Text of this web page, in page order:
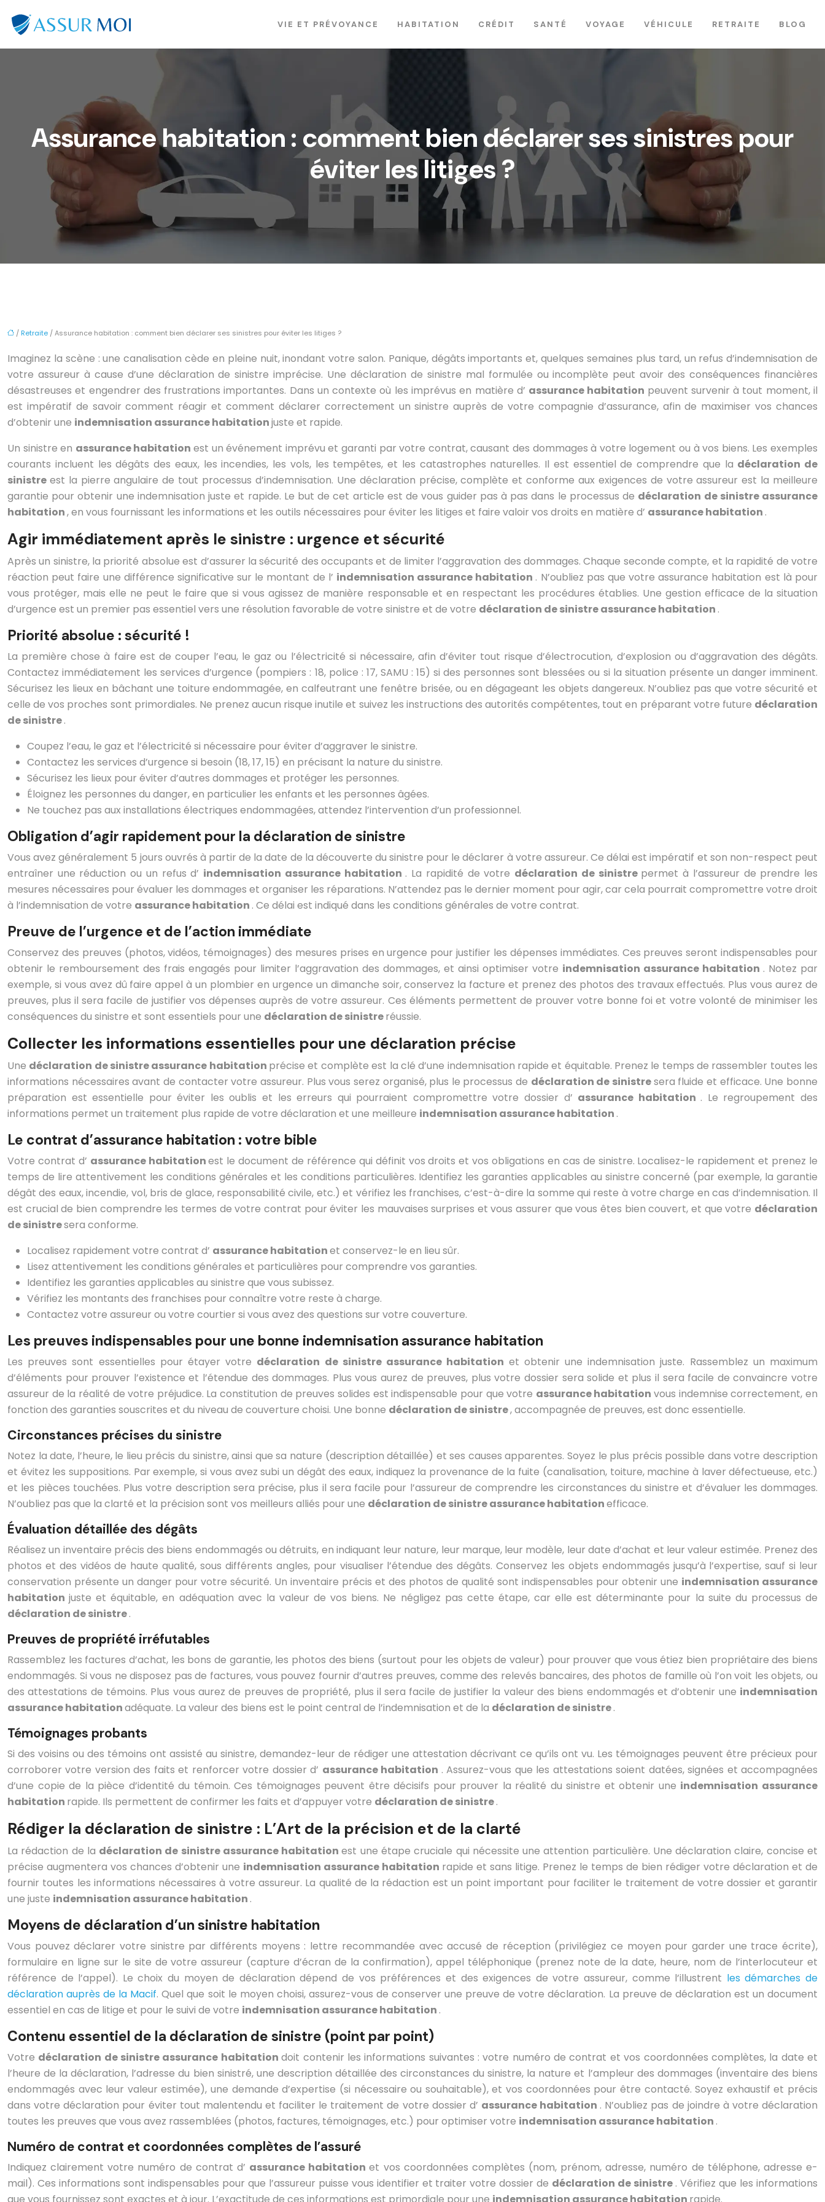
VIE ET PRÉVOYANCE HABITATION CRÉDIT SANTÉ VOYAGE VÉHICULE RETRAITE BLOG
Assurance habitation : comment bien déclarer ses sinistres pour
éviter les litiges ?
/ Retraite / Assurance habitation : comment bien déclarer ses sinistres pour éviter les litiges ?
Imaginez la scène : une canalisation cède en pleine nuit, inondant votre salon. Panique, dégâts importants et, quelques semaines plus tard, un refus d’indemnisation de
votre assureur à cause d’une déclaration de sinistre imprécise. Une déclaration de sinistre mal formulée ou incomplète peut avoir des conséquences financières
désastreuses et engendrer des frustrations importantes. Dans un contexte où les imprévus en matière d’ assurance habitation peuvent survenir à tout moment, il
est impératif de savoir comment réagir et comment déclarer correctement un sinistre auprès de votre compagnie d’assurance, afin de maximiser vos chances
d’obtenir une indemnisation assurance habitationjuste et rapide.
Un sinistre en assurance habitationest un événement imprévu et garanti par votre contrat, causant des dommages à votre logement ou à vos biens. Les exemples
courants incluent les dégâts des eaux, les incendies, les vols, les tempêtes, et les catastrophes naturelles. Il est essentiel de comprendre que la déclaration de
sinistre est la pierre angulaire de tout processus d’indemnisation. Une déclaration précise, complète et conforme aux exigences de votre assureur est la meilleure
garantie pour obtenir une indemnisation juste et rapide. Le but de cet article est de vous guider pas à pas dans le processus de déclaration de sinistre assurance
habitation, en vous fournissant les informations et les outils nécessaires pour éviter les litiges et faire valoir vos droits en matière d’ assurance habitation .
Agir immédiatement après le sinistre : urgence et sécurité
Après un sinistre, la priorité absolue est d’assurer la sécurité des occupants et de limiter l’aggravation des dommages. Chaque seconde compte, et la rapidité de votre
réaction peut faire une différence significative sur le montant de l’ indemnisation assurance habitation . N’oubliez pas que votre assurance habitation est là pour
vous protéger, mais elle ne peut le faire que si vous agissez de manière responsable et en respectant les procédures établies. Une gestion efficace de la situation
d’urgence est un premier pas essentiel vers une résolution favorable de votre sinistre et de votre déclaration de sinistre assurance habitation .
Priorité absolue : sécurité !
La première chose à faire est de couper l’eau, le gaz ou l’électricité si nécessaire, afin d’éviter tout risque d’électrocution, d’explosion ou d’aggravation des dégâts.
Contactez immédiatement les services d’urgence (pompiers : 18, police : 17, SAMU : 15) si des personnes sont blessées ou si la situation présente un danger imminent.
Sécurisez les lieux en bâchant une toiture endommagée, en calfeutrant une fenêtre brisée, ou en dégageant les objets dangereux. N’oubliez pas que votre sécurité et
celle de vos proches sont primordiales. Ne prenez aucun risque inutile et suivez les instructions des autorités compétentes, tout en préparant votre future déclaration
de sinistre.
Coupez l’eau, le gaz et l’électricité si nécessaire pour éviter d’aggraver le sinistre.
Contactez les services d’urgence si besoin (18, 17, 15) en précisant la nature du sinistre.
Sécurisez les lieux pour éviter d’autres dommages et protéger les personnes.
Éloignez les personnes du danger, en particulier les enfants et les personnes âgées.
Ne touchez pas aux installations électriques endommagées, attendez l’intervention d’un professionnel.
Obligation d’agir rapidement pour la déclaration de sinistre
Vous avez généralement 5 jours ouvrés à partir de la date de la découverte du sinistre pour le déclarer à votre assureur. Ce délai est impératif et son non-respect peut
entraîner une réduction ou un refus d’ indemnisation assurance habitation . La rapidité de votre déclaration de sinistre permet à l’assureur de prendre les
mesures nécessaires pour évaluer les dommages et organiser les réparations. N’attendez pas le dernier moment pour agir, car cela pourrait compromettre votre droit
à l’indemnisation de votre assurance habitation . Ce délai est indiqué dans les conditions générales de votre contrat.
Preuve de l’urgence et de l’action immédiate
Conservez des preuves (photos, vidéos, témoignages) des mesures prises en urgence pour justifier les dépenses immédiates. Ces preuves seront indispensables pour
obtenir le remboursement des frais engagés pour limiter l’aggravation des dommages, et ainsi optimiser votre indemnisation assurance habitation . Notez par
exemple, si vous avez dû faire appel à un plombier en urgence un dimanche soir, conservez la facture et prenez des photos des travaux effectués. Plus vous aurez de
preuves, plus il sera facile de justifier vos dépenses auprès de votre assureur. Ces éléments permettent de prouver votre bonne foi et votre volonté de minimiser les
conséquences du sinistre et sont essentiels pour une déclaration de sinistreréussie.
Collecter les informations essentielles pour une déclaration précise
Une déclaration de sinistre assurance habitation précise et complète est la clé d’une indemnisation rapide et équitable. Prenez le temps de rassembler toutes les
informations nécessaires avant de contacter votre assureur. Plus vous serez organisé, plus le processus de déclaration de sinistresera fluide et efficace. Une bonne
préparation est essentielle pour éviter les oublis et les erreurs qui pourraient compromettre votre dossier d’ assurance habitation . Le regroupement des
informations permet un traitement plus rapide de votre déclaration et une meilleure indemnisation assurance habitation .
Le contrat d’assurance habitation : votre bible
Votre contrat d’ assurance habitationest le document de référence qui définit vos droits et vos obligations en cas de sinistre. Localisez-le rapidement et prenez le
temps de lire attentivement les conditions générales et les conditions particulières. Identifiez les garanties applicables au sinistre concerné (par exemple, la garantie
dégât des eaux, incendie, vol, bris de glace, responsabilité civile, etc.) et vérifiez les franchises, c’est-à-dire la somme qui reste à votre charge en cas d’indemnisation. Il
est crucial de bien comprendre les termes de votre contrat pour éviter les mauvaises surprises et vous assurer que vous êtes bien couvert, et que votre déclaration
de sinistresera conforme.
Localisez rapidement votre contrat d’ assurance habitationet conservez-le en lieu sûr.
Lisez attentivement les conditions générales et particulières pour comprendre vos garanties.
Identifiez les garanties applicables au sinistre que vous subissez.
Vérifiez les montants des franchises pour connaître votre reste à charge.
Contactez votre assureur ou votre courtier si vous avez des questions sur votre couverture.
Les preuves indispensables pour une bonne indemnisation assurance habitation
Les preuves sont essentielles pour étayer votre déclaration de sinistre assurance habitation et obtenir une indemnisation juste. Rassemblez un maximum
d’éléments pour prouver l’existence et l’étendue des dommages. Plus vous aurez de preuves, plus votre dossier sera solide et plus il sera facile de convaincre votre
assureur de la réalité de votre préjudice. La constitution de preuves solides est indispensable pour que votre assurance habitationvous indemnise correctement, en
fonction des garanties souscrites et du niveau de couverture choisi. Une bonne déclaration de sinistre, accompagnée de preuves, est donc essentielle.
Circonstances précises du sinistre
Notez la date, l’heure, le lieu précis du sinistre, ainsi que sa nature (description détaillée) et ses causes apparentes. Soyez le plus précis possible dans votre description
et évitez les suppositions. Par exemple, si vous avez subi un dégât des eaux, indiquez la provenance de la fuite (canalisation, toiture, machine à laver défectueuse, etc.)
et les pièces touchées. Plus votre description sera précise, plus il sera facile pour l’assureur de comprendre les circonstances du sinistre et d’évaluer les dommages.
N’oubliez pas que la clarté et la précision sont vos meilleurs alliés pour une déclaration de sinistre assurance habitationefficace.
Évaluation détaillée des dégâts
Réalisez un inventaire précis des biens endommagés ou détruits, en indiquant leur nature, leur marque, leur modèle, leur date d’achat et leur valeur estimée. Prenez des
photos et des vidéos de haute qualité, sous différents angles, pour visualiser l’étendue des dégâts. Conservez les objets endommagés jusqu’à l’expertise, sauf si leur
conservation présente un danger pour votre sécurité. Un inventaire précis et des photos de qualité sont indispensables pour obtenir une indemnisation assurance
habitationjuste et équitable, en adéquation avec la valeur de vos biens. Ne négligez pas cette étape, car elle est déterminante pour la suite du processus de
déclaration de sinistre.
Preuves de propriété irréfutables
Rassemblez les factures d’achat, les bons de garantie, les photos des biens (surtout pour les objets de valeur) pour prouver que vous étiez bien propriétaire des biens
endommagés. Si vous ne disposez pas de factures, vous pouvez fournir d’autres preuves, comme des relevés bancaires, des photos de famille où l’on voit les objets, ou
des attestations de témoins. Plus vous aurez de preuves de propriété, plus il sera facile de justifier la valeur des biens endommagés et d’obtenir une indemnisation
assurance habitationadéquate. La valeur des biens est le point central de l’indemnisation et de la déclaration de sinistre.
Témoignages probants
Si des voisins ou des témoins ont assisté au sinistre, demandez-leur de rédiger une attestation décrivant ce qu’ils ont vu. Les témoignages peuvent être précieux pour
corroborer votre version des faits et renforcer votre dossier d’ assurance habitation . Assurez-vous que les attestations soient datées, signées et accompagnées
d’une copie de la pièce d’identité du témoin. Ces témoignages peuvent être décisifs pour prouver la réalité du sinistre et obtenir une indemnisation assurance
habitation rapide. Ils permettent de confirmer les faits et d’appuyer votre déclaration de sinistre.
Rédiger la déclaration de sinistre : L’Art de la précision et de la clarté
La rédaction de la déclaration de sinistre assurance habitationest une étape cruciale qui nécessite une attention particulière. Une déclaration claire, concise et
précise augmentera vos chances d’obtenir une indemnisation assurance habitation rapide et sans litige. Prenez le temps de bien rédiger votre déclaration et de
fournir toutes les informations nécessaires à votre assureur. La qualité de la rédaction est un point important pour faciliter le traitement de votre dossier et garantir
une juste indemnisation assurance habitation .
Moyens de déclaration d’un sinistre habitation
Vous pouvez déclarer votre sinistre par différents moyens : lettre recommandée avec accusé de réception (privilégiez ce moyen pour garder une trace écrite),
formulaire en ligne sur le site de votre assureur (capture d’écran de la confirmation), appel téléphonique (prenez note de la date, heure, nom de l’interlocuteur et
référence de l’appel). Le choix du moyen de déclaration dépend de vos préférences et des exigences de votre assureur, comme l’illustrent les démarches de
déclaration auprès de la Macif. Quel que soit le moyen choisi, assurez-vous de conserver une preuve de votre déclaration. La preuve de déclaration est un document
essentiel en cas de litige et pour le suivi de votre indemnisation assurance habitation .
Contenu essentiel de la déclaration de sinistre (point par point)
Votre déclaration de sinistre assurance habitationdoit contenir les informations suivantes : votre numéro de contrat et vos coordonnées complètes, la date et
l’heure de la déclaration, l’adresse du bien sinistré, une description détaillée des circonstances du sinistre, la nature et l’ampleur des dommages (inventaire des biens
endommagés avec leur valeur estimée), une demande d’expertise (si nécessaire ou souhaitable), et vos coordonnées pour être contacté. Soyez exhaustif et précis
dans votre déclaration pour éviter tout malentendu et faciliter le traitement de votre dossier d’ assurance habitation . N’oubliez pas de joindre à votre déclaration
toutes les preuves que vous avez rassemblées (photos, factures, témoignages, etc.) pour optimiser votre indemnisation assurance habitation .
Numéro de contrat et coordonnées complètes de l’assuré
Indiquez clairement votre numéro de contrat d’ assurance habitationet vos coordonnées complètes (nom, prénom, adresse, numéro de téléphone, adresse e-
mail). Ces informations sont indispensables pour que l’assureur puisse vous identifier et traiter votre dossier de déclaration de sinistre . Vérifiez que les informations